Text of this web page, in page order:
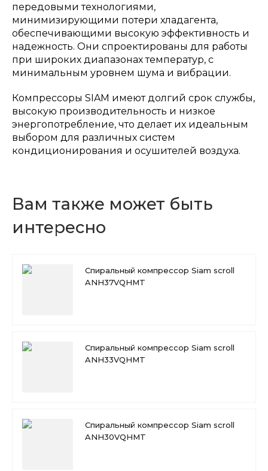
передовыми технологиями,
минимизирующими потери хладагента,
обеспечивающими высокую эффективность и
надежность. Они спроектированы для работы
при широких диапазонах температур, с
минимальным уровнем шума и вибрации.
Компрессоры SIAM имеют долгий срок службы,
высокую производительность и низкое
энергопотребление, что делает их идеальным
выбором для различных систем
кондиционирования и осушителей воздуха.
Вам также может быть
интересно
Спиральный компрессор Siam scroll
ANH37VQHMT
Спиральный компрессор Siam scroll
ANH33VQHMT
Спиральный компрессор Siam scroll
ANH30VQHMT